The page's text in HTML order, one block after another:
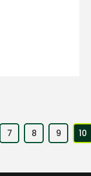
7 8 9 10